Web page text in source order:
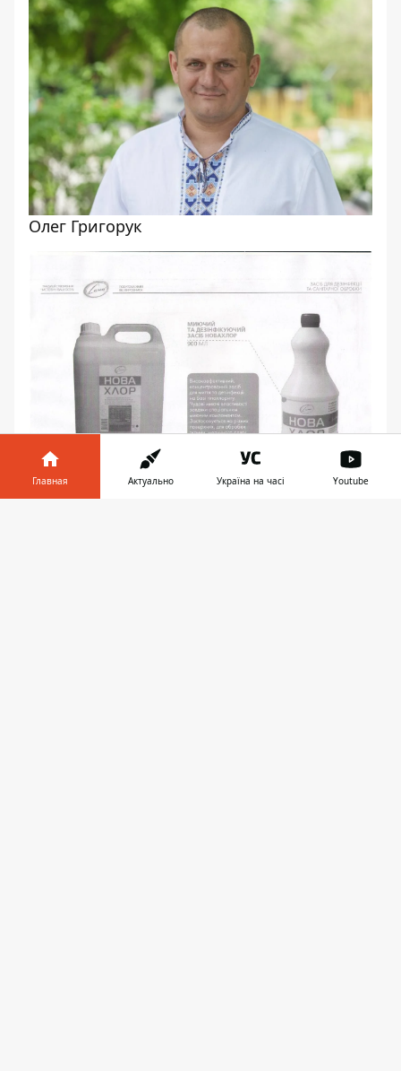
Олег Григорук
Главная Актуально Україна на часі Youtube